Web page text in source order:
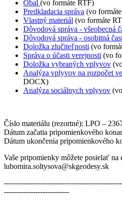
Obal (vo formáte RTF)
Predkladacia správa (vo
Vlastný materiál (vo formáte
Dôvodová správa - všeobecná
Dôvodová správa - osobitná
Doložka zlučiteľnosti (vo
Správa o účasti verejnosti (vo
Doložka vybraných vplyvov
Analýza vplyvov na rozpočet
DOCX)
Analýza sociálnych vplyvov
Číslo materiálu (rezortné): LPO –
Dátum začatia pripomienkového
Dátum ukončenia pripomienkového
Vaše pripomienky môžete posielať na
lubomira.soltysova@skgeodesy.sk
---------------------------